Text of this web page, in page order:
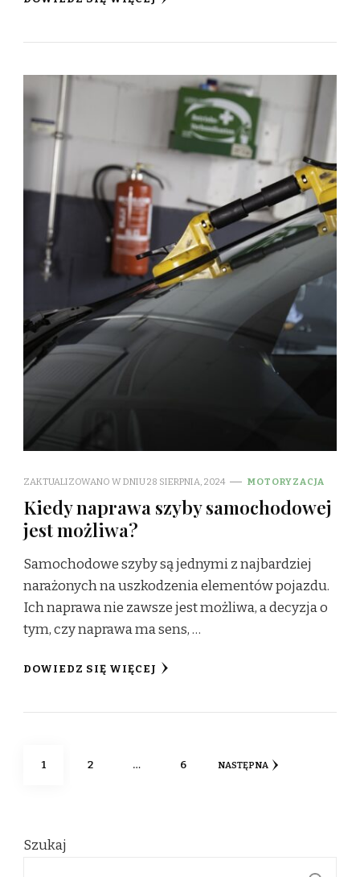
ZAKTUALIZOWANO W DNIU28 SIERPNIA, 2024 MOTORYZACJA
Kiedy naprawa szyby samochodowej
jest możliwa?
Samochodowe szyby są jednymi z najbardziej
narażonych na uszkodzenia elementów pojazdu.
Ich naprawa nie zawsze jest możliwa, a decyzja o
tym, czy naprawa ma sens, …
DOWIEDZ SIĘ WIĘCEJ
Stronicowanie
STRONA
1 STRONA
2 … STRONA
6 NASTĘPNA
Szukaj